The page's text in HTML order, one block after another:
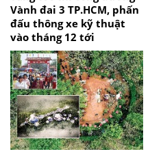
Vành đai 3 TP.HCM, phấn
đấu thông xe kỹ thuật
vào tháng 12 tới